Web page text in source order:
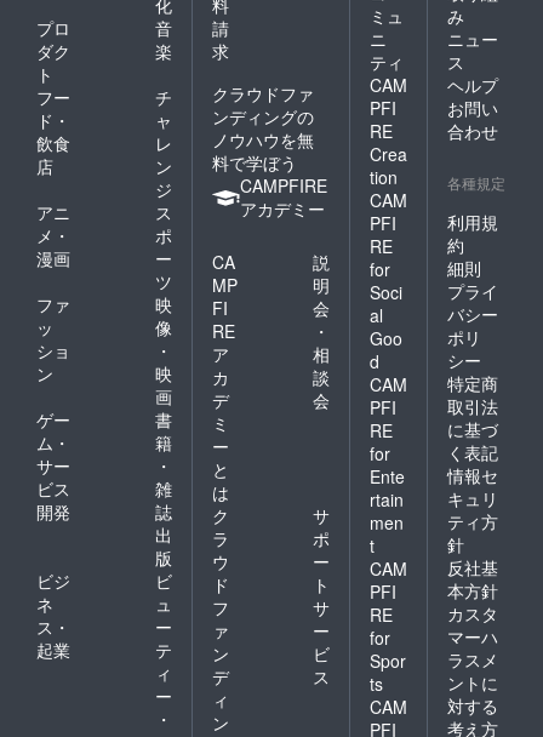
+2000
円/人 別
途、予
約の際
に追加
料金で
プショ
は可能
です。
プロ
ジェク
ト終了
後、順
次チ
ケット
を発送
いたし
ます。
布団追
+2000
円/人 別
途、予
約の際
に追加
ション
可能で
す。 プ
ロジェ
クト終
了後、
ご連絡
と共に
順次チ
ケット
を発送
いたし
ます。
プラン
より、
発送の
スター
トが遅
くなり
ます。
ご理解
待ち頂
入れし
いで
す。
(2025/0
4/01~20
26/04/0
程：全
ての日
程でご
能 ・宿
日数：1
泊2日
・ベッ
ドの
数：6台
・食事
のサー
ビスプ
ラン：
朝食付
き ・1
支援に
対する
宿泊可
数：1支
援につ
き6名様
まで宿
泊可能
チェッ
ン：
15:00
チェッ
冷凍発
送で全
国送料
込み 原
材料及
び添加
物等の
食品表
届け商
ベルに
表記さ
れま
す。 商
品開封
前には
必ずお
届けの
リター
ンに貼
付され
たラベ
ルや注
意書き
をご確
認くだ
さい。
プロ
ジェク
ト終了
後、順
次発送
いたし
ます。
プロ
ダク
ト
音
楽
フー
ド・
飲食
店
チ
ャ
レ
ン
ジ
アニ
メ・
漫画
ス
ポ
ー
ツ
ファ
ッ
ショ
ン
映
像
・
映
画
ゲー
ム・
サー
ビス
開発
書
籍
・
雑
誌
出
版
ビジ
ネ
ス・
起業
ビ
ュ
ー
テ
ィ
ー
・
請
求
クラウドファ
ンディングの
ノウハウを無
料で学ぼう
CAMPFIRE
アカデミー
CA
MP
FI
RE
ア
カ
デ
ミ
ー
と
は
説
明
会
・
相
談
会
ク
ラ
ウ
ド
フ
ァ
ン
デ
ィ
ン
サ
ポ
ー
ト
サ
ー
ビ
ス
ミュ
ニ
ティ
CAM
PFI
RE
Crea
tion
CAM
PFI
RE
for
Soci
al
Goo
d
CAM
PFI
RE
for
Ente
rtain
men
t
CAM
PFI
RE
for
Spor
ts
CAM
PFI
み
ニュー
ス
ヘルプ
お問い
合わせ
各種規定
利用規
約
細則
プライ
バシー
ポリ
シー
特定商
取引法
に基づ
く表記
情報セ
キュリ
ティ方
針
反社基
本方針
カスタ
マーハ
ラスメ
ントに
対する
考え方